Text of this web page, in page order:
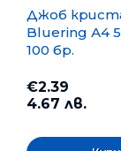
Джоб
Bluering А4
100 бр.
€2.39
4.67 лв.